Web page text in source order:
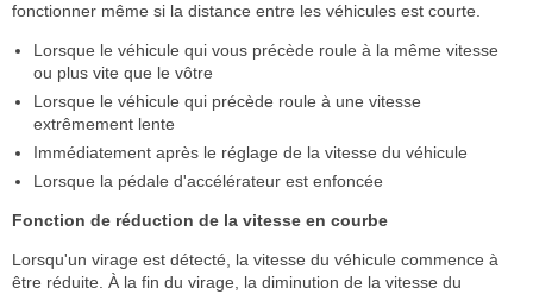
fonctionner même si la distance entre les véhicules est courte.
Lorsque le véhicule qui vous précède roule à la même vitesse
ou plus vite que le vôtre
Lorsque le véhicule qui précède roule à une vitesse
extrêmement lente
Immédiatement après le réglage de la vitesse du véhicule
Lorsque la pédale d'accélérateur est enfoncée
Fonction de réduction de la vitesse en courbe
Lorsqu'un virage est détecté, la vitesse du véhicule commence à
être réduite. À la fin du virage, la diminution de la vitesse du